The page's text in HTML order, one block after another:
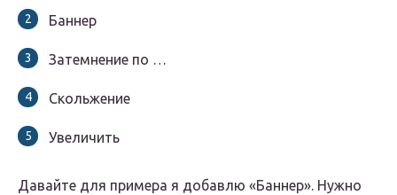
Баннер
Затемнение по …
Скольжение
Увеличить
Давайте для примера я добавлю «Баннер». Нужно